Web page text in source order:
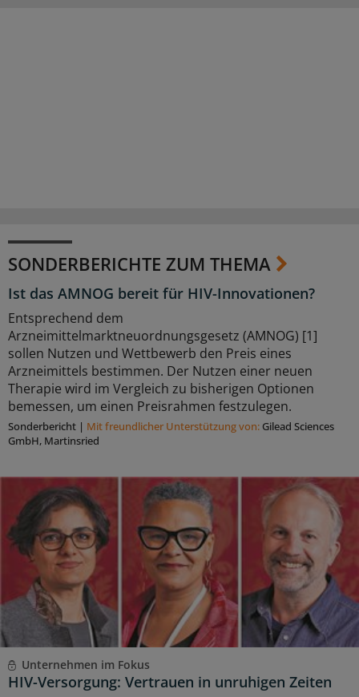
SONDERBERICHTE ZUM THEMA
Ist das AMNOG bereit für HIV-Innovationen?
Entsprechend dem
Arzneimittelmarktneuordnungsgesetz (AMNOG) [1]
sollen Nutzen und Wettbewerb den Preis eines
Arzneimittels bestimmen. Der Nutzen einer neuen
Therapie wird im Vergleich zu bisherigen Optionen
bemessen, um einen Preisrahmen festzulegen.
Sonderbericht | Mit freundlicher Unterstützung von: Gilead Sciences
GmbH, Martinsried
Unternehmen im Fokus
HIV-Versorgung: Vertrauen in unruhigen Zeiten